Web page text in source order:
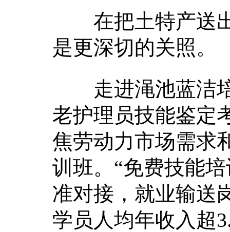
在把土特产送出
是更深切的关照。
走进渑池蓝洁培
老护理员技能鉴定
焦劳动力市场需求
训班。“免费技能
准对接，就业输送
学员人均年收入超